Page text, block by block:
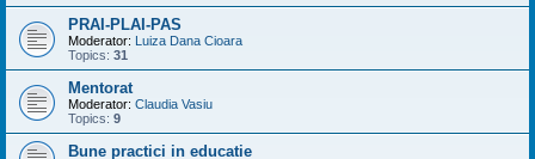
PRAI-PLAI-PAS
Moderator: Luiza Dana Cioara
Topics: 31
Mentorat
Moderator: Claudia Vasiu
Topics: 9
Bune practici in educatie